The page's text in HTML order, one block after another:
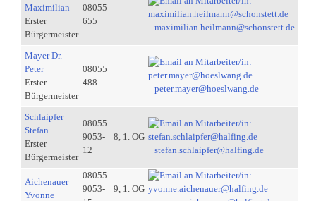
Maximilian
Erster
Bürgermeister
08055
655
maximilian.heilmann@schonstett.de
Mayer Dr.
Peter
Erster
Bürgermeister
08055
488
peter.mayer@hoeslwang.de
Schlaipfer
Stefan
Erster
Bürgermeister
08055
9053-
12
8, 1. OG
stefan.schlaipfer@halfing.de
Aichenauer
Yvonne
08055
9053-
9, 1. OG